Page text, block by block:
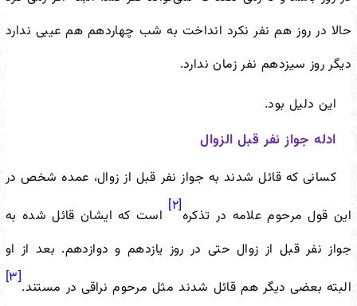
حالا در روز هم نفر نکرد انداخت به شب چهاردهم هم عیبی ندارد
دیگر روز سیزدهم نفر زمان ندارد.
این دلیل بود.
ادله جواز نفر قبل الزوال
کسانی که قائل شدند به جواز نفر قبل از زوال، عمده شخص در
این قول مرحوم علامه در تذکره
[۲]
است که ایشان قائل شده به
جواز نفر قبل از زوال حتی در روز یازدهم و دوازدهم. بعد از او
البته بعضی دیگر هم قائل شدند مثل مرحوم نراقی در مستند.
[۳]